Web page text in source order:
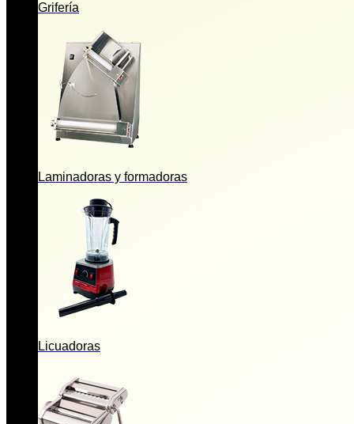
Grifería
Laminadoras y formadoras
Licuadoras